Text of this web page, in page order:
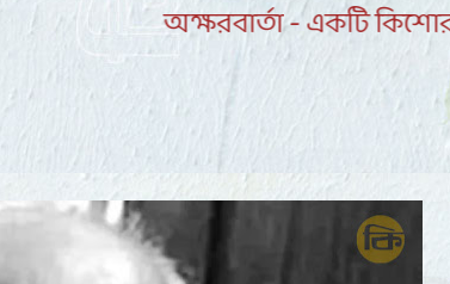
লক্ষ্য উচ্চ মানের বই পাঠকের